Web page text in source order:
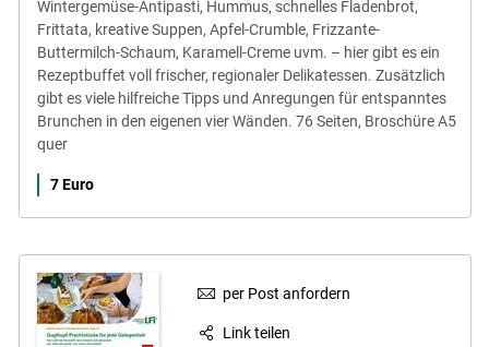
Wintergemüse-Antipasti, Hummus, schnelles Fladenbrot,
Frittata, kreative Suppen, Apfel-Crumble, Frizzante-
Buttermilch-Schaum, Karamell-Creme uvm. – hier gibt es ein
Rezeptbuffet voll frischer, regionaler Delikatessen. Zusätzlich
gibt es viele hilfreiche Tipps und Anregungen für entspanntes
Brunchen in den eigenen vier Wänden. 76 Seiten, Broschüre A5
quer
7 Euro
per Post anfordern
Link teilen